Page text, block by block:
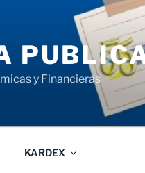
y Financieras
KARDEX